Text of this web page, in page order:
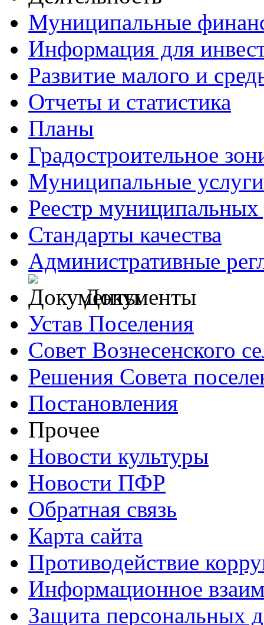
Муниципальные
Информация для
Развитие малого и
Отчеты и статистика
Планы
Градостроительное
Муниципальные услуги
Реестр муниципальных
Стандарты качества
Административные
Документы
Устав Поселения
Совет Вознесенского
Решения Совета
Постановления
Прочее
Новости культуры
Новости ПФР
Обратная связь
Карта сайта
Противодействие
Информационное
Защита персональных